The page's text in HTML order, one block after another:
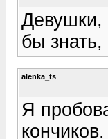
Девушки,
бы
alenka_ts
Я